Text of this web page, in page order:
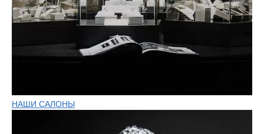
НАШИ САЛОНЫ